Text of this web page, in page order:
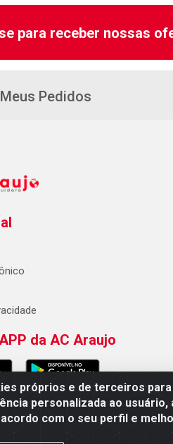
próprios e de terceiros para
personalizada ao usuário,
com o seu perfil e
para receber nossas
Meus Pedidos
da AC Araujo
AC Araujo Distribuidora - Rua